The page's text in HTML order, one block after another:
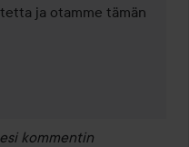
ja otamme tämän
kommentin